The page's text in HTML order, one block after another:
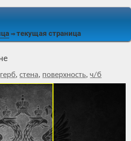
⇒ текущая страница
герб,стена, поверхность,ч/б